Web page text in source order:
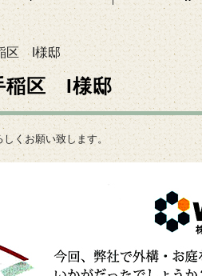
区 I様邸
稲区 I様邸
くお願い致します。